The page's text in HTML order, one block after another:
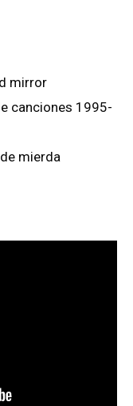
mirror
canciones 1995-
mierda